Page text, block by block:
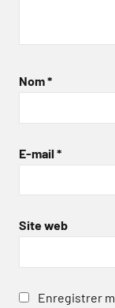
Nom*
E-mail *
Site web
Enregistrer